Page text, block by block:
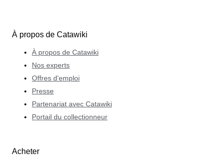
À propos de Catawiki
À propos de Catawiki
Nos experts
Offres d'emploi
Presse
Partenariat avec Catawiki
Portail du collectionneur
Acheter